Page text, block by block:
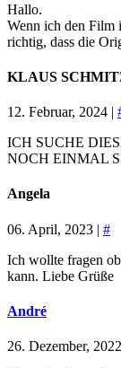
Hallo.
Wenn ich den Film
richtig, dass die
KLAUS
12. Februar, 2024 |
ICH SUCHE
NOCH EINMAL
Angela
06. April, 2023 | #
Ich wollte fragen
kann. Liebe Grüße
André
26. Dezember,